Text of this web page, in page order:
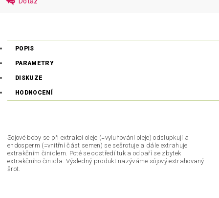
POPIS
PARAMETRY
DISKUZE
HODNOCENÍ
Sojové boby se při extrakci oleje (=vyluhování oleje) odslupkují a
endosperm (=vnitřní část semen) se sešrotuje a dále extrahuje
extrakčním činidlem. Poté se odstředí tuk a odpaří se zbytek
extrakčního činidla. Výsledný produkt nazýváme sójový extrahovaný
šrot.